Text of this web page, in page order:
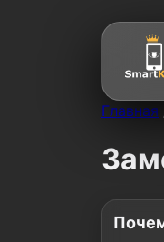
Главная